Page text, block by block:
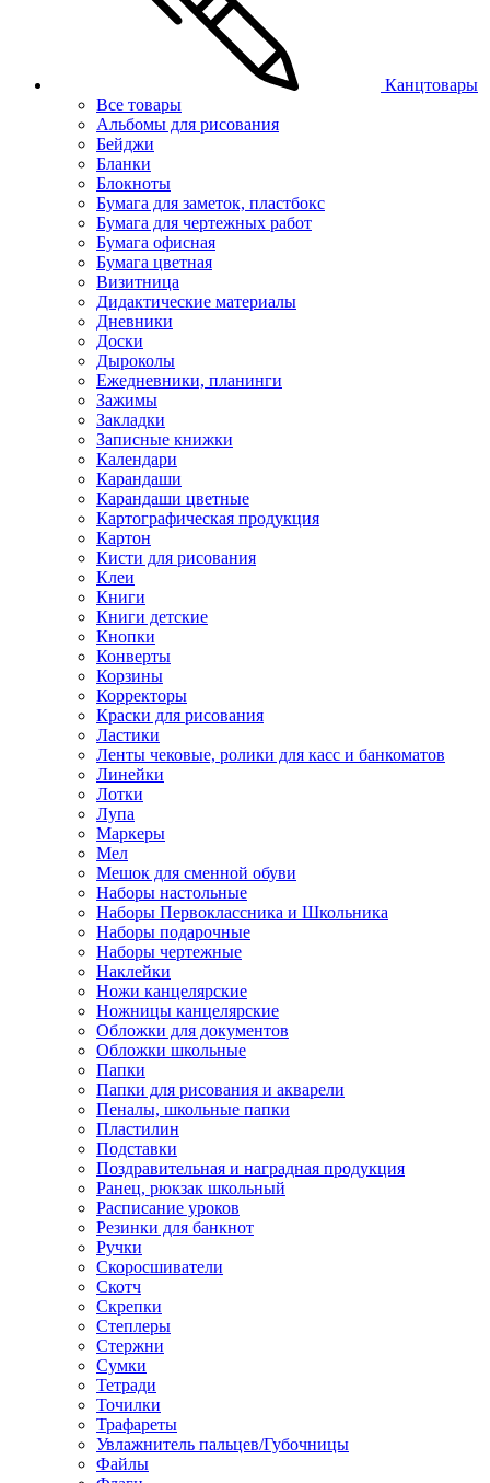
Канцтовары
Все товары
Альбомы для рисования
Бейджи
Бланки
Блокноты
Бумага для заметок, пластбокс
Бумага для чертежных работ
Бумага офисная
Бумага цветная
Визитница
Дидактические материалы
Дневники
Доски
Дыроколы
Ежедневники, планинги
Зажимы
Закладки
Записные книжки
Календари
Карандаши
Карандаши цветные
Картографическая продукция
Картон
Кисти для рисования
Клеи
Книги
Книги детские
Кнопки
Конверты
Корзины
Корректоры
Краски для рисования
Ластики
Ленты чековые, ролики для касс и банкоматов
Линейки
Лотки
Лупа
Маркеры
Мел
Мешок для сменной обуви
Наборы настольные
Наборы Первоклассника и Школьника
Наборы подарочные
Наборы чертежные
Наклейки
Ножи канцелярские
Ножницы канцелярские
Обложки для документов
Обложки школьные
Папки
Папки для рисования и акварели
Пеналы, школьные папки
Пластилин
Подставки
Поздравительная и наградная продукция
Ранец, рюкзак школьный
Расписание уроков
Резинки для банкнот
Ручки
Скоросшиватели
Скотч
Скрепки
Степлеры
Стержни
Сумки
Тетради
Точилки
Трафареты
Увлажнитель пальцев/Губочницы
Файлы